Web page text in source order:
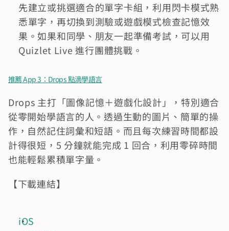
先建立或挑選適合的單字卡組，利用閃卡模式熟
悉單字，再切換到測驗或遊戲模式檢查記憶效
果。如果和同學、朋友一起準備考試，可以用
Quizlet Live 進行團體挑戰。
推薦 App 3：Drops 點滴學語言
Drops 主打「圖像記憶＋遊戲化設計」，特別適合
從零開始學語言的人。透過生動的圖片、簡單的操
作，自然記住詞彙和短語。而且每次練習時間都設
計得很短，5 分鐘就能完成 1 回合，利用零碎時間
也能輕鬆累積單字量。
【下載連結】
iOS